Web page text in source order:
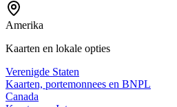
Amerika
Kaarten en lokale opties
Verenigde Staten
Kaarten, portemonnees en BNPL
Canada